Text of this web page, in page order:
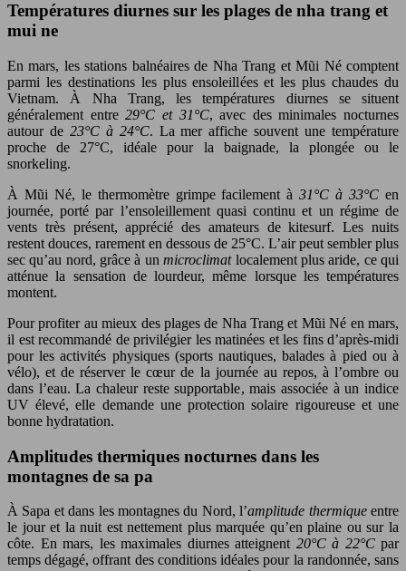
Températures diurnes sur les plages de nha trang et
mui ne
En mars, les stations balnéaires de Nha Trang et Mũi Né comptent
parmi les destinations les plus ensoleillées et les plus chaudes du
Vietnam. À Nha Trang, les températures diurnes se situent
généralement entre29°C et 31°C, avec des minimales nocturnes
autour de 23°C à 24°C. La mer affiche souvent une température
proche de 27°C, idéale pour la baignade, la plongée ou le
snorkeling.
À Mũi Né, le thermomètre grimpe facilement à31°C à 33°C en
journée, porté par l’ensoleillement quasi continu et un régime de
vents très présent, apprécié des amateurs de kitesurf. Les nuits
restent douces, rarement en dessous de 25°C. L’air peut sembler plus
sec qu’au nord, grâce à unmicroclimatlocalement plus aride, ce qui
atténue la sensation de lourdeur, même lorsque les températures
montent.
Pour profiter au mieux des plages de Nha Trang et Mũi Né en mars,
il est recommandé de privilégier les matinées et les fins d’après-midi
pour les activités physiques (sports nautiques, balades à pied ou à
vélo), et de réserver le cœur de la journée au repos, à l’ombre ou
dans l’eau. La chaleur reste supportable, mais associée à un indice
UV élevé, elle demande une protection solaire rigoureuse et une
bonne hydratation.
Amplitudes thermiques nocturnes dans les
montagnes de sa pa
À Sapa et dans les montagnes du Nord, l’amplitude thermiqueentre
le jour et la nuit est nettement plus marquée qu’en plaine ou sur la
côte. En mars, les maximales diurnes atteignent 20°C à 22°Cpar
temps dégagé, offrant des conditions idéales pour la randonnée, sans